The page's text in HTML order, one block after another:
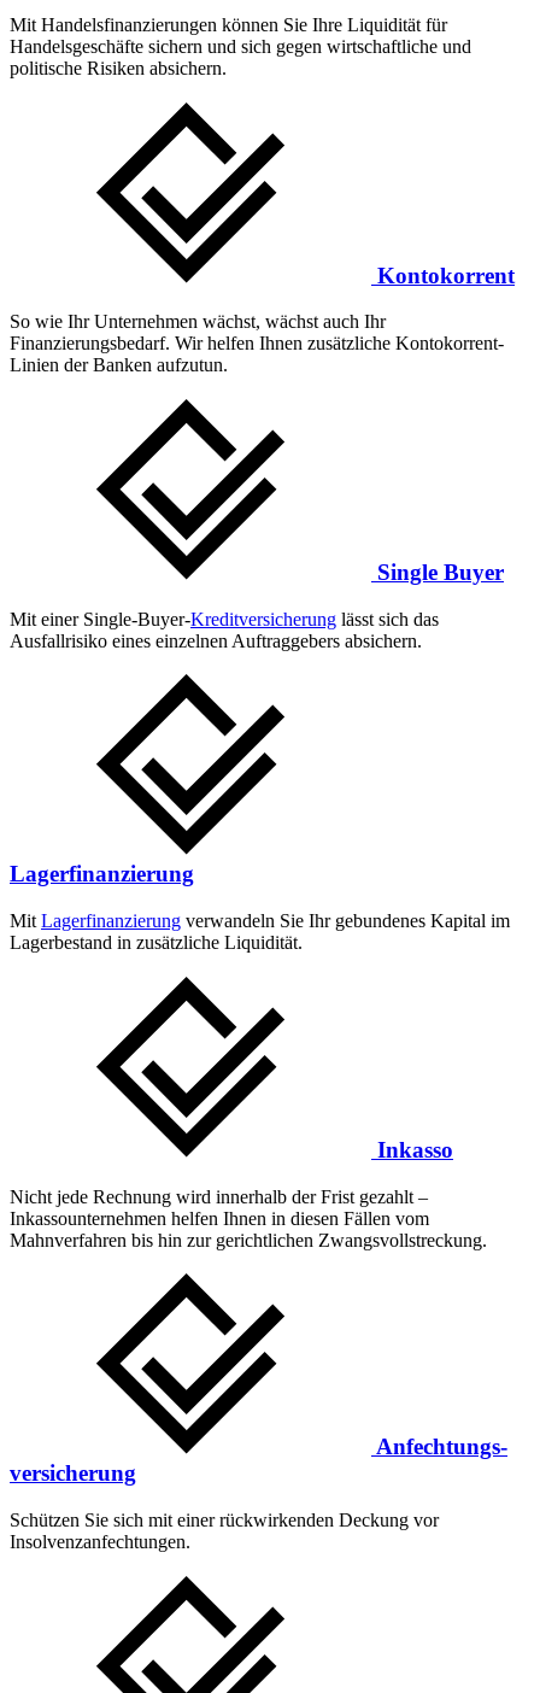
Mit Handelsfinanzierungen können Sie Ihre Liquidität für
Handelsgeschäfte sichern und sich gegen wirtschaftliche und
politische Risiken absichern.
Kontokorrent
So wie Ihr Unternehmen wächst, wächst auch Ihr
Finanzierungsbedarf. Wir helfen Ihnen zusätzliche Kontokorrent-
Linien der Banken aufzutun.
Single Buyer
Mit einer Single-Buyer-Kreditversicherung lässt sich das
Ausfallrisiko eines einzelnen Auftraggebers absichern.
Lagerfinanzierung
Mit Lagerfinanzierung verwandeln Sie Ihr gebundenes Kapital im
Lagerbestand in zusätzliche Liquidität.
Inkasso
Nicht jede Rechnung wird innerhalb der Frist gezahlt ­–
Inkassounternehmen helfen Ihnen in diesen Fällen vom
Mahnverfahren bis hin zur gerichtlichen Zwangsvollstreckung.
Anfechtungs­
versicherung
Schützen Sie sich mit einer rückwirkenden Deckung vor
Insolvenzan­­fechtungen.